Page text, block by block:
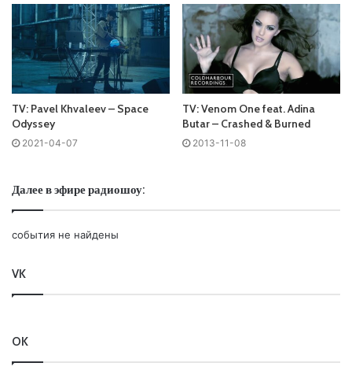
TV: Pavel Khvaleev – Space
Odyssey
2021-04-07
TV: Venom One feat. Adina
Butar – Crashed & Burned
2013-11-08
Далее в эфире радиошоу:
события не найдены
VK
OK